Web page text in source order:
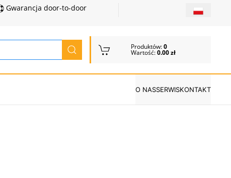
Gwarancja door-to-door
Produktów:0
Wartość:0.00 zł
O NASSERWISKONTAKT